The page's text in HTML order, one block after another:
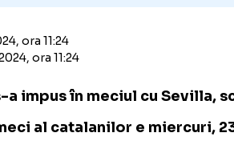
ora 11:24
ora 11:24
a impus în meciul cu Sevilla,
al catalanilor e miercuri,